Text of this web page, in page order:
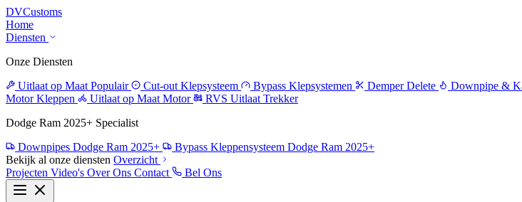
DVCustoms
Home
Diensten
Onze Diensten
Uitlaat op Maat Populair Cut-out Klepsysteem Bypass Klepsystemen Demper Delete Downpipe &
Motor Kleppen
Uitlaat op Maat Motor
RVS Uitlaat Trekker
Dodge Ram 2025+ Specialist
Downpipes Dodge Ram 2025+
Bypass Kleppensysteem Dodge Ram 2025+
Bekijk al onze diensten Overzicht
Projecten Video's Over Ons Contact Bel Ons